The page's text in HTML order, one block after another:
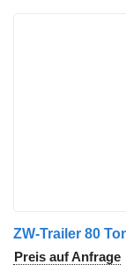
ZW-Trailer 80
Preis auf Anfrage